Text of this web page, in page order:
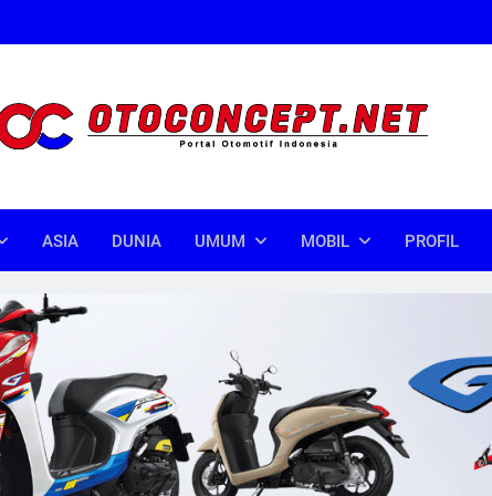
ASIA DUNIA UMUM MOBIL PROFIL